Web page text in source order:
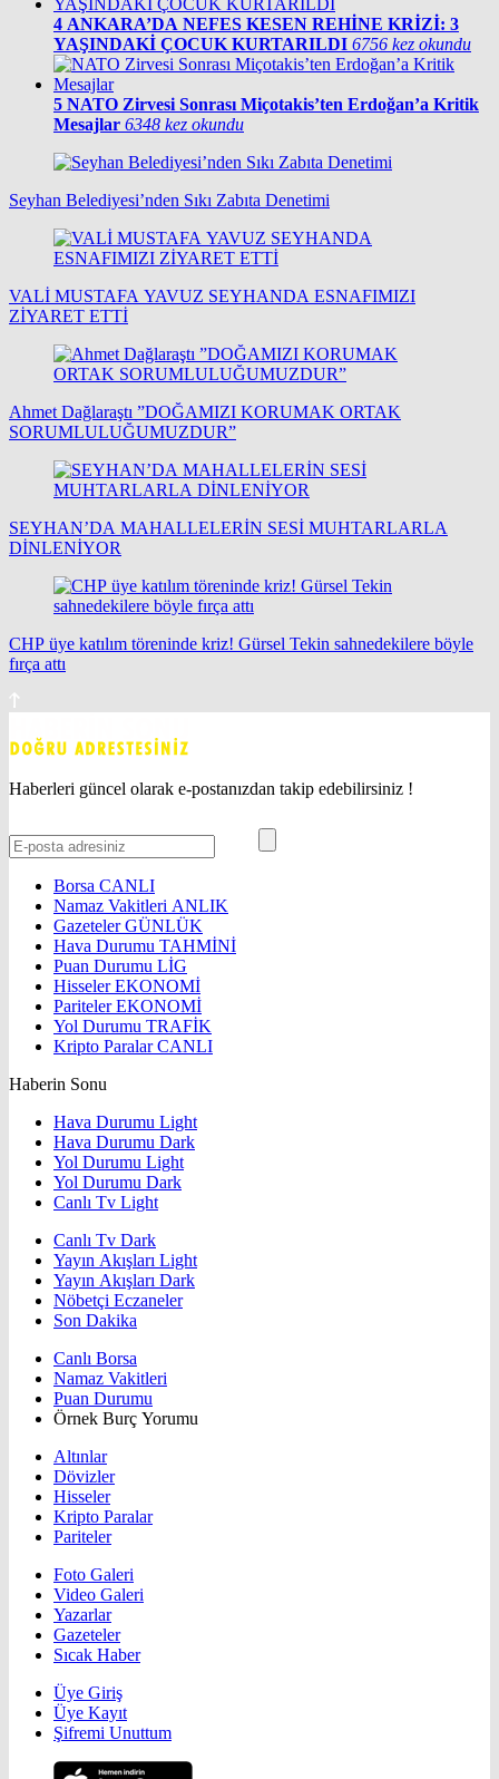
4 ANKARA’DA NEFES KESEN REHİNE KRİZİ: 3
YAŞINDAKİ ÇOCUK KURTARILDI 6756 kez okundu
5 NATO Zirvesi Sonrası Miçotakis’ten Erdoğan’a Kritik
Mesajlar 6348 kez okundu
Seyhan Belediyesi’nden Sıkı Zabıta Denetimi
VALİ MUSTAFA YAVUZ SEYHANDA ESNAFIMIZI
ZİYARET ETTİ
Ahmet Dağlaraştı ”DOĞAMIZI KORUMAK ORTAK
SORUMLULUĞUMUZDUR”
SEYHAN’DA MAHALLELERİN SESİ MUHTARLARLA
DİNLENİYOR
CHP üye katılım töreninde kriz! Gürsel Tekin sahnedekilere böyle
fırça attı
Haberleri güncel olarak e-postanızdan takip edebilirsiniz !
Borsa CANLI
Namaz Vakitleri ANLIK
GazetelerGÜNLÜK
Hava Durumu TAHMİNİ
Puan Durumu LİG
HisselerEKONOMİ
ParitelerEKONOMİ
Yol Durumu TRAFİK
Kripto ParalarCANLI
Haberin Sonu
Hava Durumu Light
Hava Durumu Dark
Yol Durumu Light
Yol Durumu Dark
Canlı Tv Light
Canlı Tv Dark
Yayın Akışları Light
Yayın Akışları Dark
Nöbetçi Eczaneler
Son Dakika
Canlı Borsa
Namaz Vakitleri
Puan Durumu
Örnek Burç Yorumu
Altınlar
Dövizler
Hisseler
Kripto Paralar
Pariteler
Foto Galeri
Video Galeri
Yazarlar
Gazeteler
Sıcak Haber
Üye Giriş
Üye Kayıt
Şifremi Unuttum